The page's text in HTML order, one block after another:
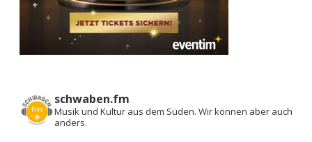
schwaben.fm
Musik und Kultur aus dem Süden. Wir können aber auch
anders.